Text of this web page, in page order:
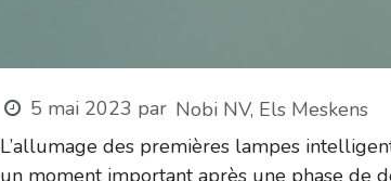
5 mai 2023 par Nobi NV, Els Meskens
L’allumage des premières lampes
un moment important après une phase de